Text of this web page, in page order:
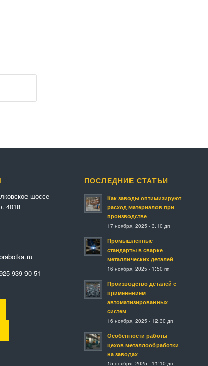
шоссе
4018
939 90 51
ПОСЛЕДНИЕ СТАТЬИ
Как заводы оптимизируют
расход материалов при
производстве
17 ноября, 2025 - 3:10 дп
Промышленные
стандарты в сварке
металлических деталей
16 ноября, 2025 - 1:50 пп
Производство деталей с
применением
автоматизированных
систем
16 ноября, 2025 - 12:30 дп
Особенности работы
цехов металлообработки
на заводах
15 ноября, 2025 - 11:10 дп